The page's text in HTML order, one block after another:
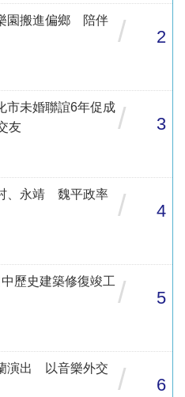
園搬進偏鄉 陪伴
/ 2
市未婚聯誼6年促成
友
/ 3
、永靖 魏平政率
/ 4
歷史建築修復竣工 / 5
演出 以音樂外交
/ 6